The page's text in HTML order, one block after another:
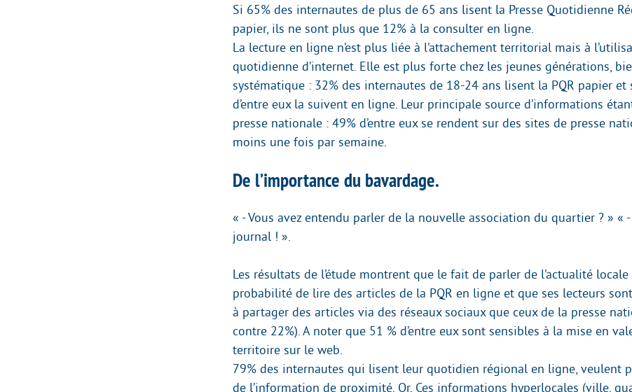
Si 65% des internautes de plus de 65 ans lisent la Presse Quotidienne
papier, ils ne sont plus que 12% à la consulter en ligne.
La lecture en ligne n’est plus liée à l’attachement territorial mais à
quotidienne d’internet. Elle est plus forte chez les jeunes générations,
systématique : 32% des internautes de 18-24 ans lisent la PQR papier et
d’entre eux la suivent en ligne. Leur principale source d’informations
presse nationale : 49% d’entre eux se rendent sur des sites de presse
moins une fois par semaine.
De l’importance du bavardage.
« - Vous avez entendu parler de la nouvelle association du quartier ? » « -
journal ! ».
Les résultats de l’étude montrent que le fait de parler de l’actualité
probabilité de lire des articles de la PQR en ligne et que ses lecteurs
à partager des articles via des réseaux sociaux que ceux de la presse
contre 22%). A noter que 51 % d’entre eux sont sensibles à la mise en
territoire sur le web.
79% des internautes qui lisent leur quotidien régional en ligne, veulent
de l’information de proximité. Or, Ces informations hyperlocales (ville,